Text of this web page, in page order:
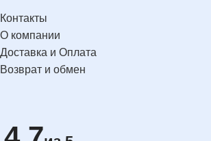
Контакты
О компании
Доставка и Оплата
Возврат и обмен